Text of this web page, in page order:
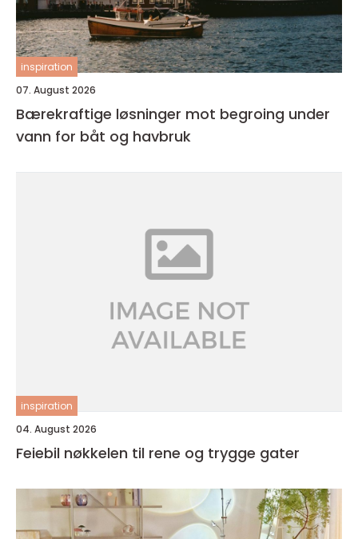
inspiration
07. August 2026
Bærekraftige løsninger mot begroing under
vann for båt og havbruk
inspiration
04. August 2026
Feiebil nøkkelen til rene og trygge gater